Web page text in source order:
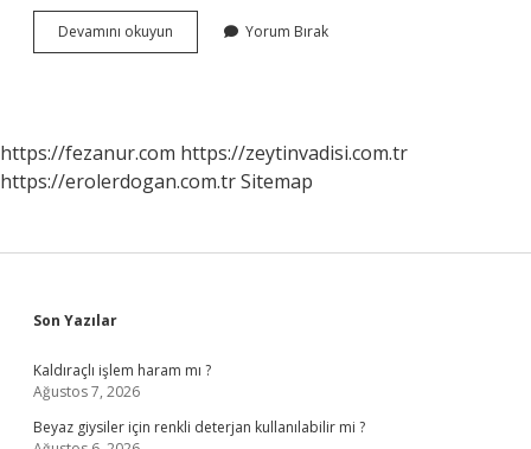
Devamını okuyun
Tatilde
Yorum Bırak
https://fezanur.com https://zeytinvadisi.com.tr
https://erolerdogan.com.trSitemap
Sidebar
Son Yazılar
Kaldıraçlı işlem haram mı ?
Ağustos 7, 2026
Beyaz giysiler için renkli deterjan kullanılabilir mi ?